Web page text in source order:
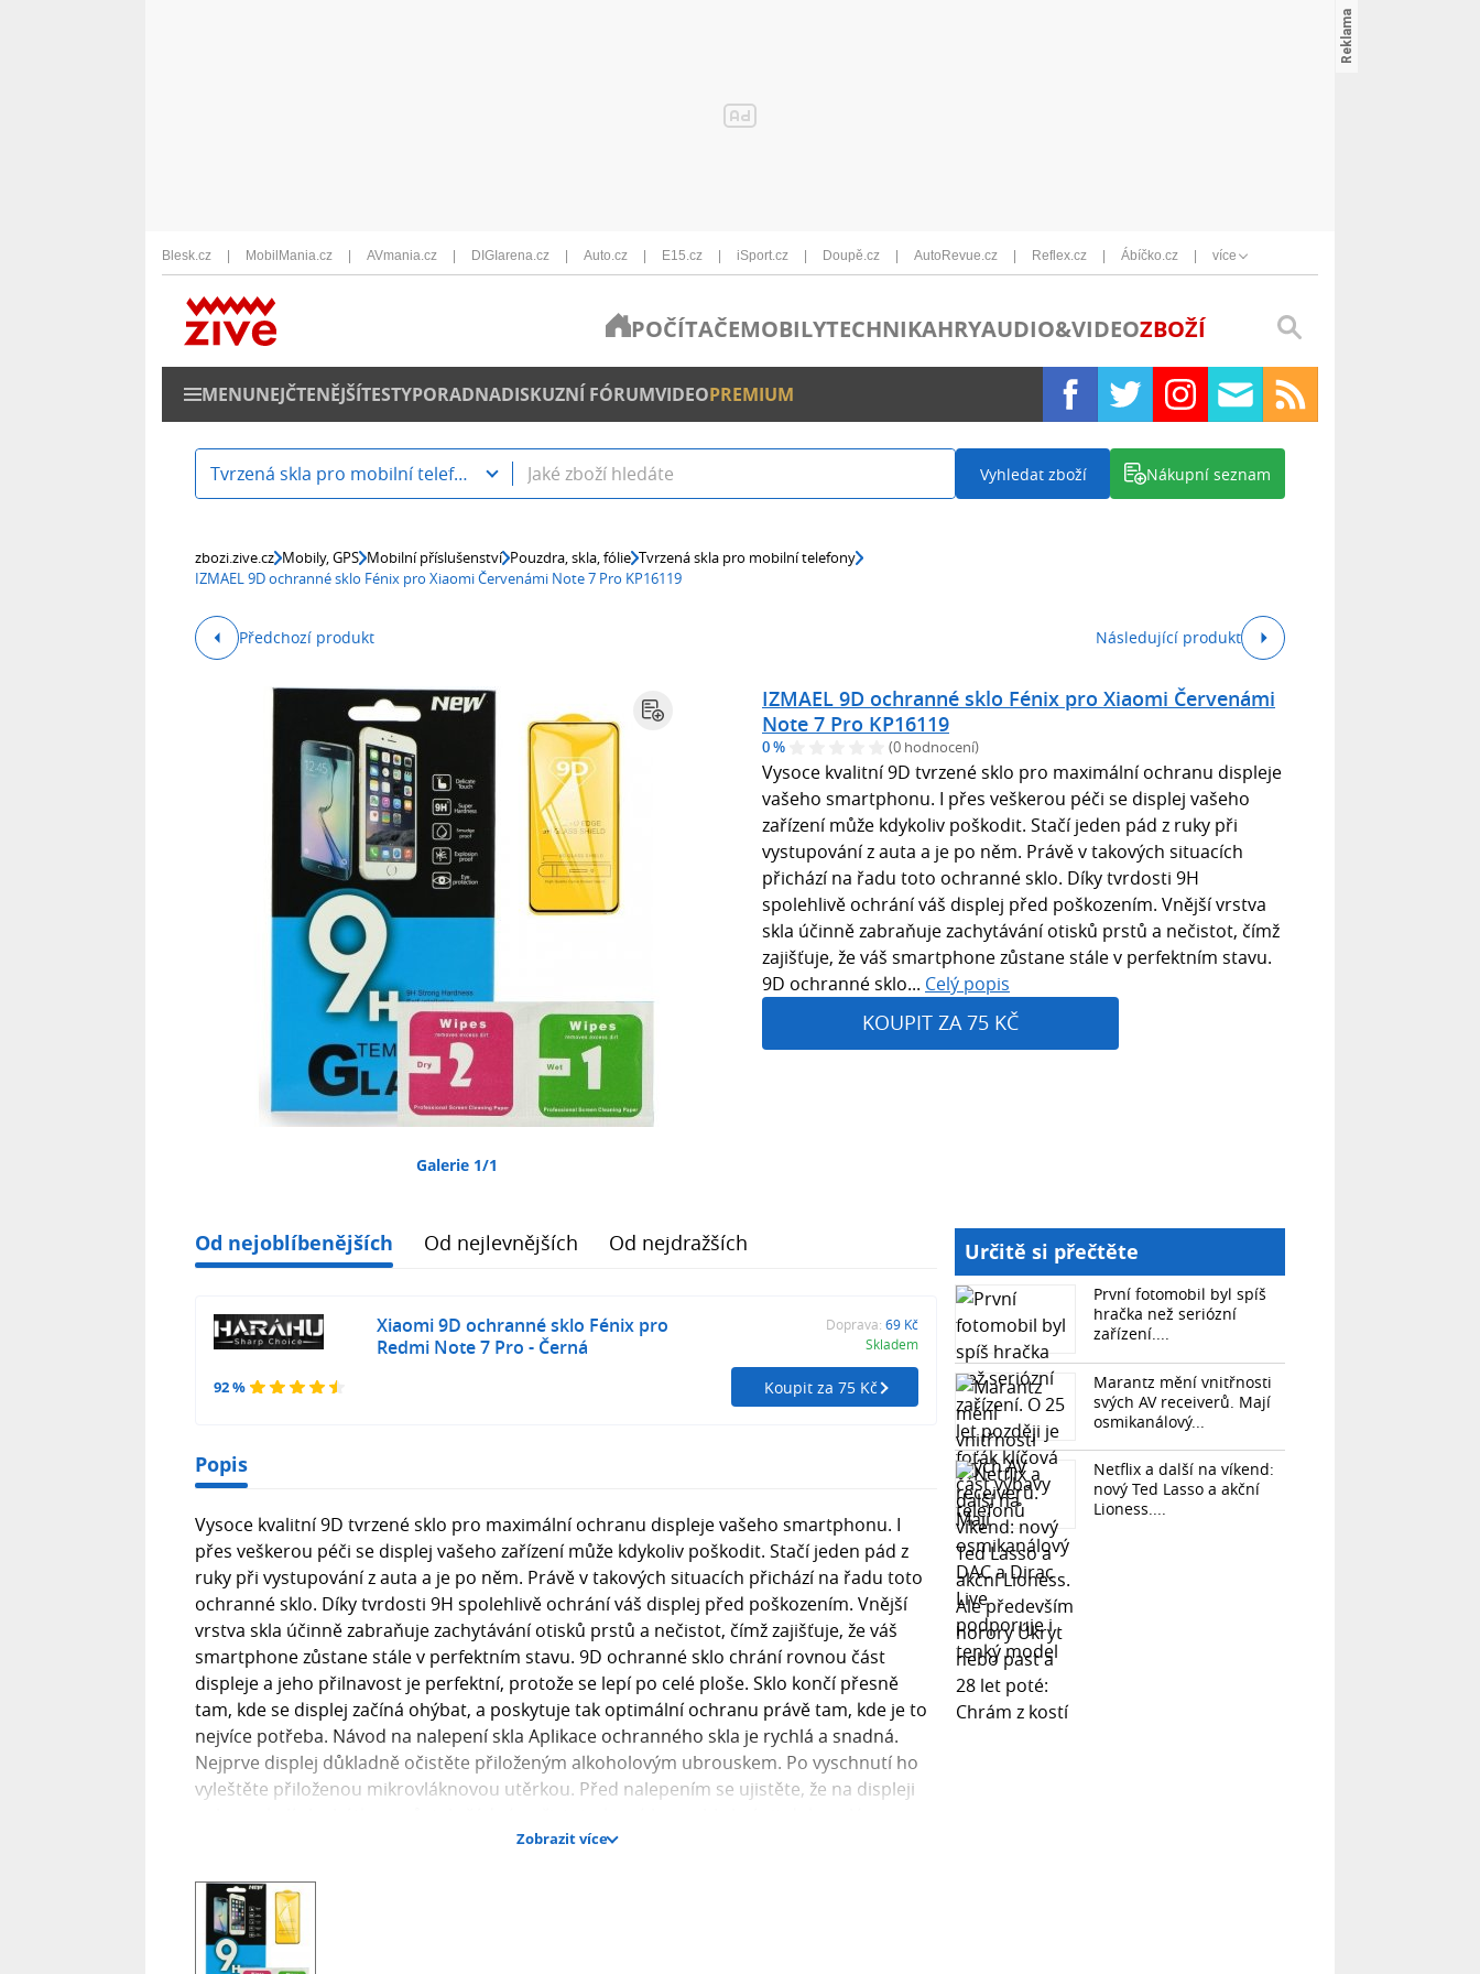
Blesk.cz MobilMania.cz AVmania.cz DIGIarena.cz Auto.cz E15.cz iSport.cz Doupě.cz AutoRevue.cz Reflex.cz Ábíčko.cz více
POČÍTAČEMOBILYTECHNIKAHRYAUDIO&VIDEOZBOŽÍ
MENUNEJČTENĚJŠÍTESTYPORADNADISKUZNÍ FÓRUMVIDEOPREMIUM
Tvrzená skla pro mobilní telefony Vyhledat zboží Nákupní seznam
zbozi.zive.cz Mobily, GPS Mobilní příslušenství Pouzdra, skla, fólie Tvrzená skla pro mobilní telefony
IZMAEL 9D ochranné sklo Fénix pro Xiaomi Červenámi Note 7 Pro KP16119
Předchozí produkt Následující produkt
Galerie 1/1
IZMAEL 9D ochranné sklo Fénix pro Xiaomi Červenámi
Note 7 Pro KP16119
0 % (0 hodnocení)
Vysoce kvalitní 9D tvrzené sklo pro maximální ochranu displeje
vašeho smartphonu. I přes veškerou péči se displej vašeho
zařízení může kdykoliv poškodit. Stačí jeden pád z ruky při
vystupování z auta a je po něm. Právě v takových situacích
přichází na řadu toto ochranné sklo. Díky tvrdosti 9H
spolehlivě ochrání váš displej před poškozením. Vnější vrstva
skla účinně zabraňuje zachytávání otisků prstů a nečistot, čímž
zajišťuje, že váš smartphone zůstane stále v perfektním stavu.
9D ochranné sklo... Celý popis
KOUPIT ZA 75 KČ
Od nejoblíbenějších Od nejlevnějších Od nejdražších
92 %
Xiaomi 9D ochranné sklo Fénix pro
Redmi Note 7 Pro - Černá
Doprava: 69 Kč
Skladem
Koupit za 75 Kč
Popis
Vysoce kvalitní 9D tvrzené sklo pro maximální ochranu displeje vašeho smartphonu. I
přes veškerou péči se displej vašeho zařízení může kdykoliv poškodit. Stačí jeden pád z
ruky při vystupování z auta a je po něm. Právě v takových situacích přichází na řadu toto
ochranné sklo. Díky tvrdosti 9H spolehlivě ochrání váš displej před poškozením. Vnější
vrstva skla účinně zabraňuje zachytávání otisků prstů a nečistot, čímž zajišťuje, že váš
smartphone zůstane stále v perfektním stavu. 9D ochranné sklo chrání rovnou část
displeje a jeho přilnavost je perfektní, protože se lepí po celé ploše. Sklo končí přesně
tam, kde se displej začíná ohýbat, a poskytuje tak optimální ochranu právě tam, kde je to
nejvíce potřeba. Návod na nalepení skla Aplikace ochranného skla je rychlá a snadná.
Nejprve displej důkladně očistěte přiloženým alkoholovým ubrouskem. Po vyschnutí ho
vyleštěte přiloženou mikrovláknovou utěrkou. Před nalepením se ujistěte, že na displeji
přilnutí skla. Umístěte sklo tak, aby bylo perfektně vycentrované na výšku i šířku, a jemně
9H? Tvrdost 9H označuje odolnost samotného skla, měřenou na Mohsově stupnici, která
se pohybuje od 1 do 10. Tvrdost 1 znamená, že materiál lze snadno poškrábat nehtem
(srovnatelné s minerálem mastek). Na druhé straně tvrdost 10, která odpovídá diamantu,
Zobrazit více
Určitě si přečtěte
První fotomobil byl spíš
hračka než seriózní
zařízení....
Marantz mění vnitřnosti
svých AV receiverů. Mají
osmikanálový...
Netflix a další na víkend:
nový Ted Lasso a akční
Lioness....